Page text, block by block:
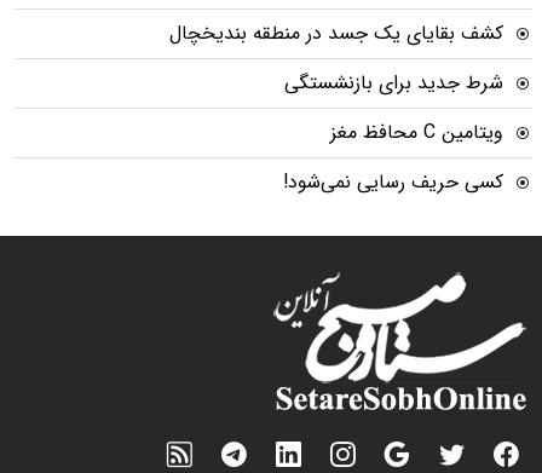
کشف بقایای یک جسد در منطقه بندیخچال
شرط جدید برای بازنشستگی
ویتامین C محافظ مغز
کسی حریف رسایی نمی‌شود!